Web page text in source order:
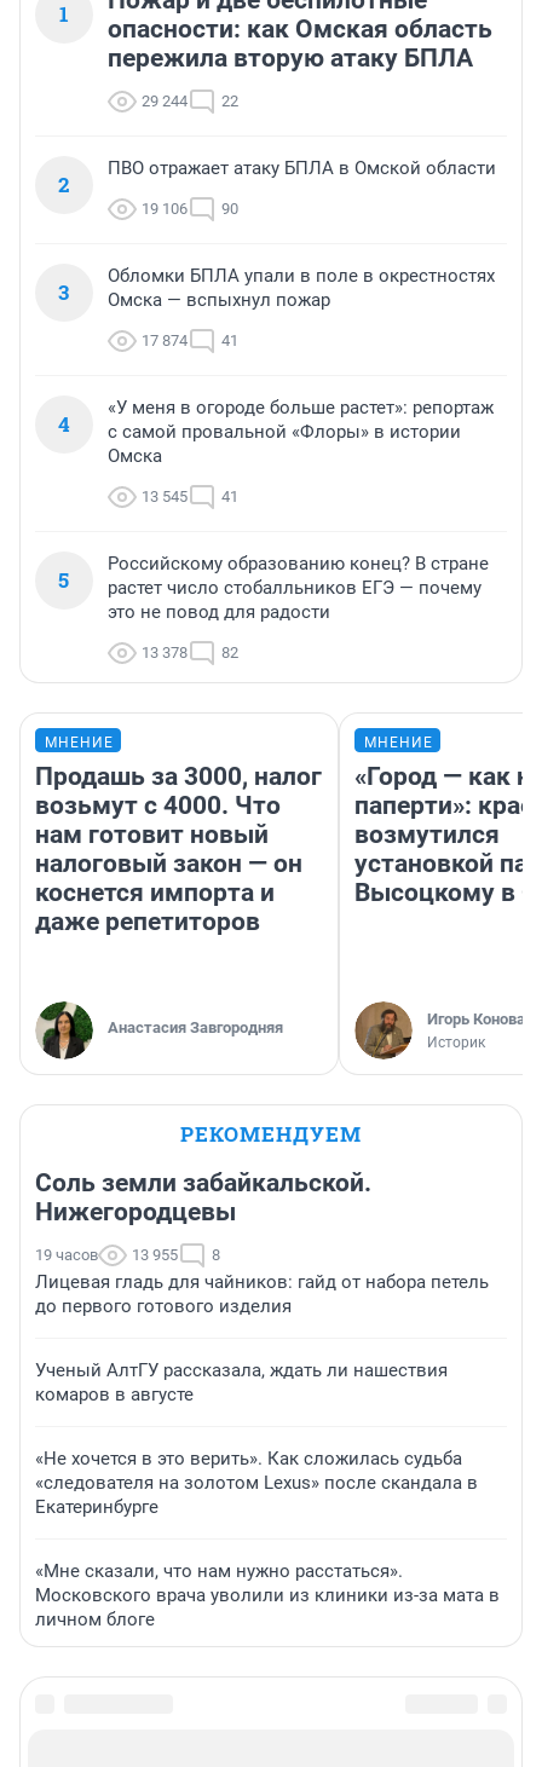
1
опасности: как Омская область
пережила вторую атаку БПЛА
29 244 22
2
ПВО отражает атаку БПЛА в Омской области
19 106 90
3
Обломки БПЛА упали в поле в окрестностях
Омска — вспыхнул пожар
17 874 41
4
«У меня в огороде больше растет»: репортаж
с самой провальной «Флоры» в истории
Омска
13 545 41
5
Российскому образованию конец? В стране
растет число стобалльников ЕГЭ — почему
это не повод для радости
13 378 82
МНЕНИЕ
Продашь за 3000, налог
возьмут с 4000. Что
нам готовит новый
налоговый закон — он
коснется импорта и
даже репетиторов
Анастасия Завгородняя
МНЕНИЕ
«Город — как
паперти»:
возмутился
установкой
Высоцкому в
Игорь
Историк
РЕКОМЕНДУЕМ
Соль земли забайкальской.
Нижегородцевы
19 часов 13 955 8
Лицевая гладь для чайников: гайд от набора петель
до первого готового изделия
Ученый АлтГУ рассказала, ждать ли нашествия
комаров в августе
«Не хочется в это верить». Как сложилась судьба
«следователя на золотом Lexus» после скандала в
Екатеринбурге
«Мне сказали, что нам нужно расстаться».
Московского врача уволили из клиники из-за мата в
личном блоге